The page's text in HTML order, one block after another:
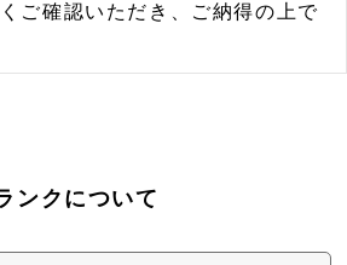
ご確認いただき、ご納得の上で
ンクについて